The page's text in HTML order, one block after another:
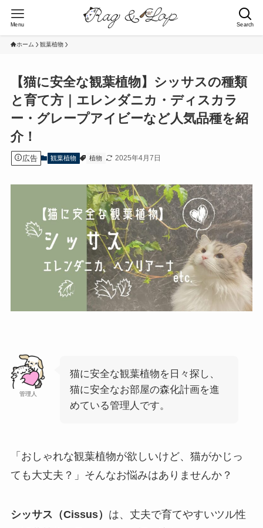
Search
Menu
ホーム 観葉植物
【猫に安全な観葉植物】シッサスの種類
と育て方｜エレンダニカ・ディスカラ
ー・グレープアイビーなど人気品種を紹
介！
広告 観葉植物 植物 2025年4月7日
管理人
猫に安全な観葉植物を日々探し、
猫に安全なお部屋の森化計画を進
めている管理人です。
「おしゃれな観葉植物が欲しいけど、猫がかじっ
ても大丈夫？」そんなお悩みはありませんか？
シッサス（Cissus） は、丈夫で育てやすいツル性